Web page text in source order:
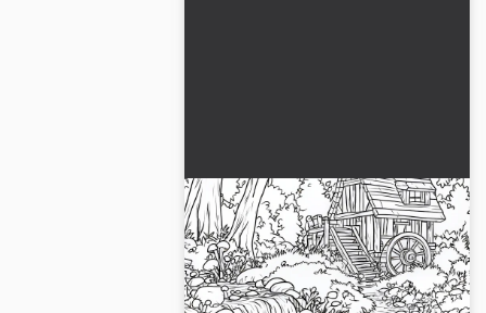
Molino de agua encantado
en el bosque encantado:
lámina para colorear para
descargar (gratis)
Un molino de agua encantado en el
bosque mágico te espera. Obtén la